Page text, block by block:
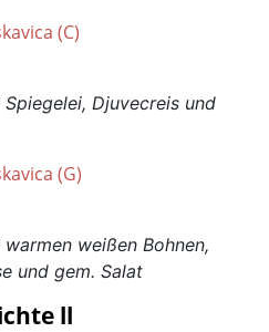
(C)
Djuvecreis und
(G)
weißen Bohnen,
und gem. Salat
ll